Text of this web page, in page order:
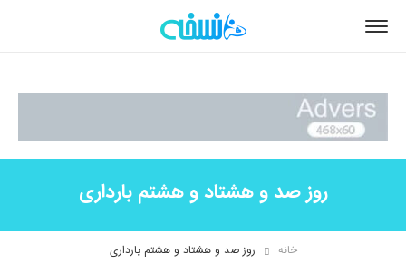
روز صد و هشتاد و هشتم بارداری
خانه روز صد و هشتاد و هشتم بارداری